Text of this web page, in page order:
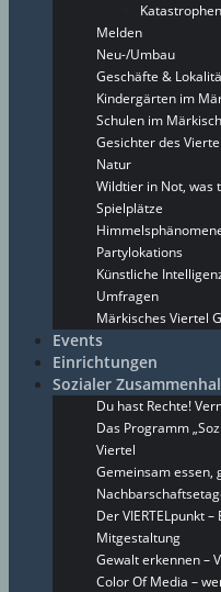
Melden
Neu-/Umbau
Geschäfte &
Kindergärten im
Schulen im
Gesichter des
Natur
Wildtier in Not, was
Spielplätze
Partylokations
Künstliche
Umfragen
Märkisches Viertel
Events
Einrichtungen
Sozialer
Du hast Rechte!
Das Programm
Viertel
Gemeinsam essen,
Der VIERTELpunkt
Mitgestaltung
Gewalt erkennen –
Color Of Media –